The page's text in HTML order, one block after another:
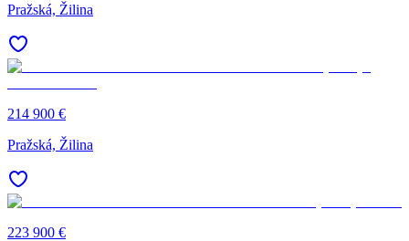
Pražská, Žilina
214 900 €
Pražská, Žilina
223 900 €